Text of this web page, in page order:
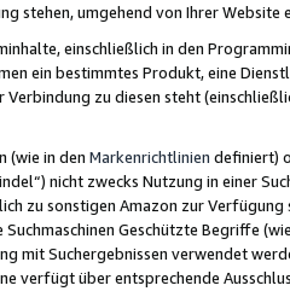
stehen, umgehend von Ihrer
einschließlich in den
ein bestimmtes Produkt, eine
Verbindung zu diesen steht
(wie in den Markenrichtlinien definiert)
nicht zwecks Nutzung in einer
zu sonstigen Amazon zur
Suchmaschinen Geschützte Begriffe
mit Suchergebnissen verwendet
verfügt über entsprechende